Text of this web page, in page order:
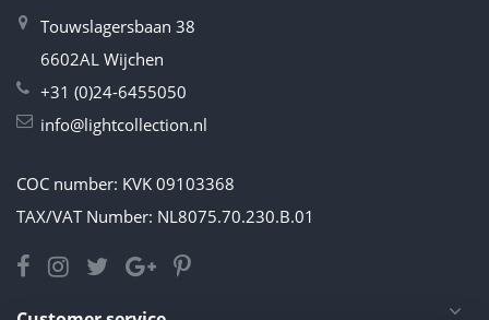
Touwslagersbaan 38
6602AL Wijchen
+31 (0)24-6455050
info@lightcollection.nl
COC number: KVK 09103368
TAX/VAT Number: NL8075.70.230.B.01